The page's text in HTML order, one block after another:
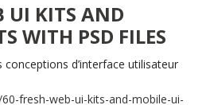
UI KITS AND
WITH PSD FILES
d’interface utilisateur
fresh-web-ui-kits-and-mobile-ui-